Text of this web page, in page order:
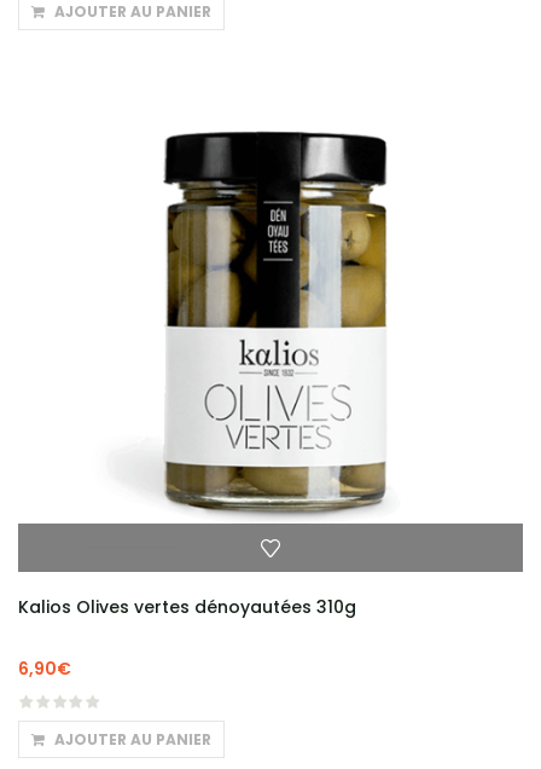
AJOUTER AU PANIER
Kalios Olives vertes dénoyautées 310g
6,90€
AJOUTER AU PANIER